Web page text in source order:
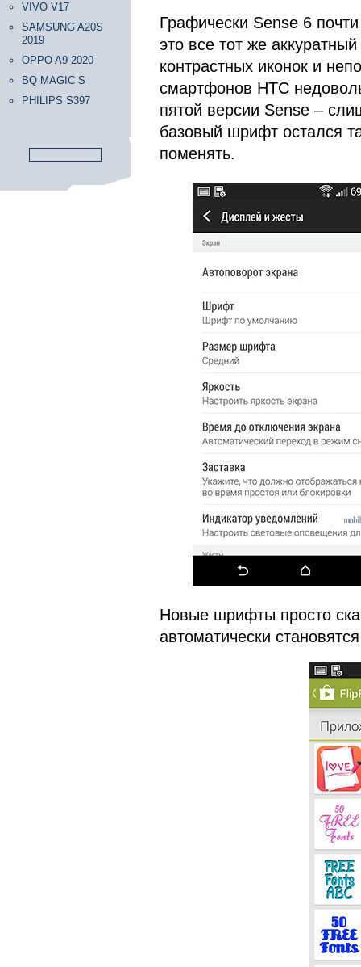
VIVO V17
SAMSUNG A20S
2019
OPPO A9 2020
BQ MAGIC S
PHILIPS S397
Графически Sense 6
это все тот же
контрастных иконок и
смартфонов HTC
пятой версии Sense –
базовый шрифт остался
поменять.
Новые шрифты просто
автоматически